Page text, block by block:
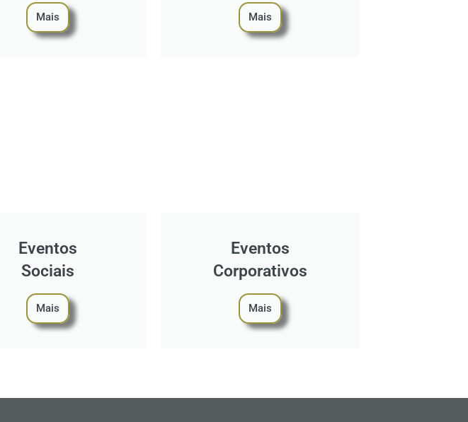
Mais
Eventos
Sociais
Mais
Mais
Eventos
Corporativos
Mais